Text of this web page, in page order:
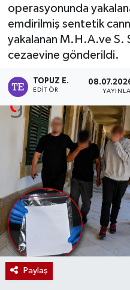
operasyonunda
emdirilmiş sentetik
yakalanan M.H.A.ve S.
cezaevine gönderildi.
TOPUZ E.
EDITÖR
Paylaş
TEKNOLOJİ
Haber Arşivi